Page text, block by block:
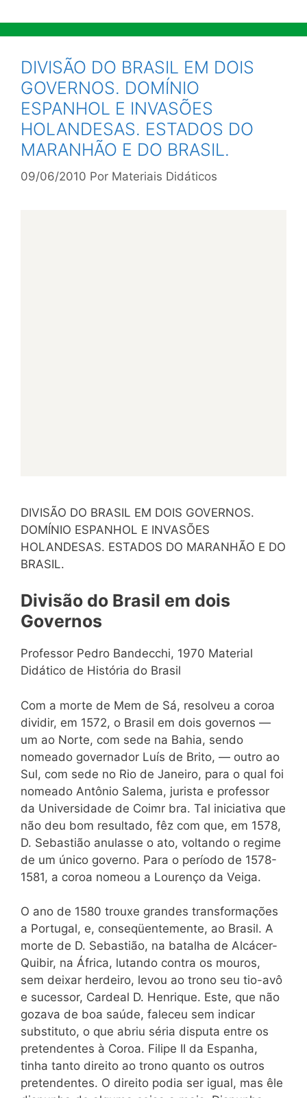
DIVISÃO DO BRASIL EM DOIS
GOVERNOS. DOMÍNIO
ESPANHOL E INVASÕES
HOLANDESAS. ESTADOS DO
MARANHÃO E DO BRASIL.
09/06/2010 Por Materiais Didáticos
DIVISÃO DO BRASIL EM DOIS GOVERNOS.
DOMÍNIO ESPANHOL E INVASÕES
HOLANDESAS. ESTADOS DO MARANHÃO E DO
BRASIL.
Divisão do Brasil em dois
Governos
Professor Pedro Bandecchi, 1970 Material
Didático de História do Brasil
Com a morte de Mem de Sá, resolveu a coroa
dividir, em 1572, o Brasil em dois governos —
um ao Norte, com sede na Bahia, sendo
nomeado governador Luís de Brito, — outro ao
Sul, com sede no Rio de Janeiro, para o qual foi
nomeado Antônio Salema, jurista e professor
da Universidade de Coimr bra. Tal iniciativa que
não deu bom resultado, fêz com que, em 1578,
D. Sebastião anulasse o ato, voltando o regime
de um único governo. Para o período de 1578-
1581, a coroa nomeou a Lourenço da Veiga.
O ano de 1580 trouxe grandes transformações
a Portugal, e, conseqüentemente, ao Brasil. A
morte de D. Sebastião, na batalha de Alcácer-
Quibir, na África, lutando contra os mouros,
sem deixar herdeiro, levou ao trono seu tio-avô
e sucessor, Cardeal D. Henrique. Este, que não
gozava de boa saúde, faleceu sem indicar
substituto, o que abriu séria disputa entre os
pretendentes à Coroa. Filipe II da Espanha,
tinha tanto direito ao trono quanto os outros
pretendentes. O direito podia ser igual, mas êle